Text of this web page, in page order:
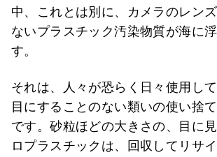
中、これとは別に、カメラのレン
ないプラスチック汚染物質が海に
す。
それは、人々が恐らく日々使用して
目にすることのない類いの使い捨
です。砂粒ほどの大きさの、目に
ロプラスチックは、回収してリサ